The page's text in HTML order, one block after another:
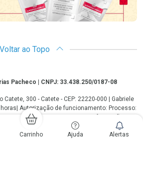
Carrinho Ajuda Alertas
Voltar ao Topo
Pacheco | CNPJ: 33.438.250/0187-08
Catete, 300 - Catete - CEP: 22220-000 | Gabriele
horas| Autorização de funcionamento: Processo:
Autorização/MS: 7.25279.0 | As informações
promoções e ofertas de remédios e
ser usadas para automedicação e não